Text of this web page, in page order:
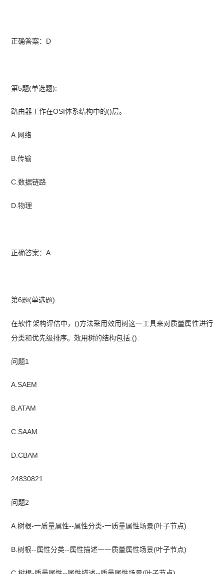
正确答案：D
第5题(单选题):
路由器工作在OSI体系结构中的()层。
A.网络
B.传输
C.数据链路
D.物理
正确答案：A
第6题(单选题):
在软件架构评估中，()方法采用效用树这一工具来对质量属性进行
分类和优先级排序。效用树的结构包括:().
问题1
A.SAEM
B.ATAM
C.SAAM
D.CBAM
24830821
问题2
A.树根-一质量属性--属性分类-一质量属性场景(叶子节点)
B.树根--属性分类--属性描述一一质量属性场景(叶子节点)